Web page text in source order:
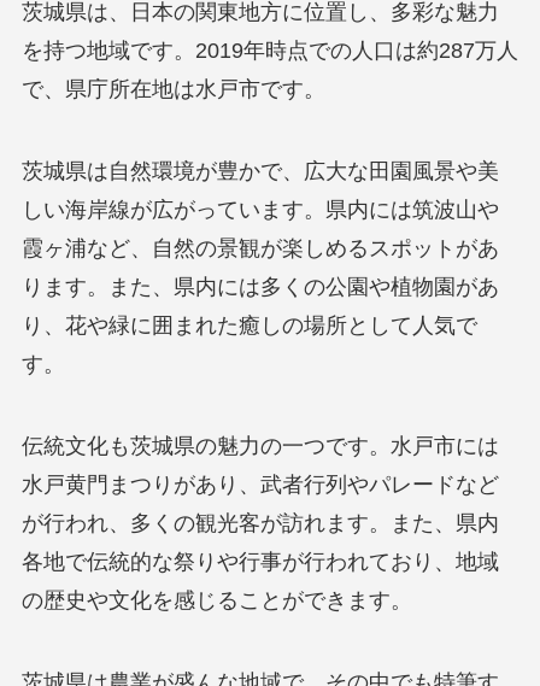
茨城県は、日本の関東地方に位置し、多彩な魅力
を持つ地域です。2019年時点での人口は約287万人
で、県庁所在地は水戸市です。
茨城県は自然環境が豊かで、広大な田園風景や美
しい海岸線が広がっています。県内には筑波山や
霞ヶ浦など、自然の景観が楽しめるスポットがあ
ります。また、県内には多くの公園や植物園があ
り、花や緑に囲まれた癒しの場所として人気で
す。
伝統文化も茨城県の魅力の一つです。水戸市には
水戸黄門まつりがあり、武者行列やパレードなど
が行われ、多くの観光客が訪れます。また、県内
各地で伝統的な祭りや行事が行われており、地域
の歴史や文化を感じることができます。